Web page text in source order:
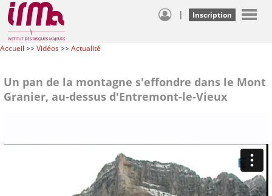
| Inscription
Accueil >>Vidéos>>Actualité
Un pan de la montagne s'effondre dans le Mont
Granier, au-dessus d'Entremont-le-Vieux